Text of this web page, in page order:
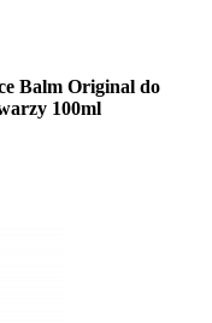
Balm Original do
100ml